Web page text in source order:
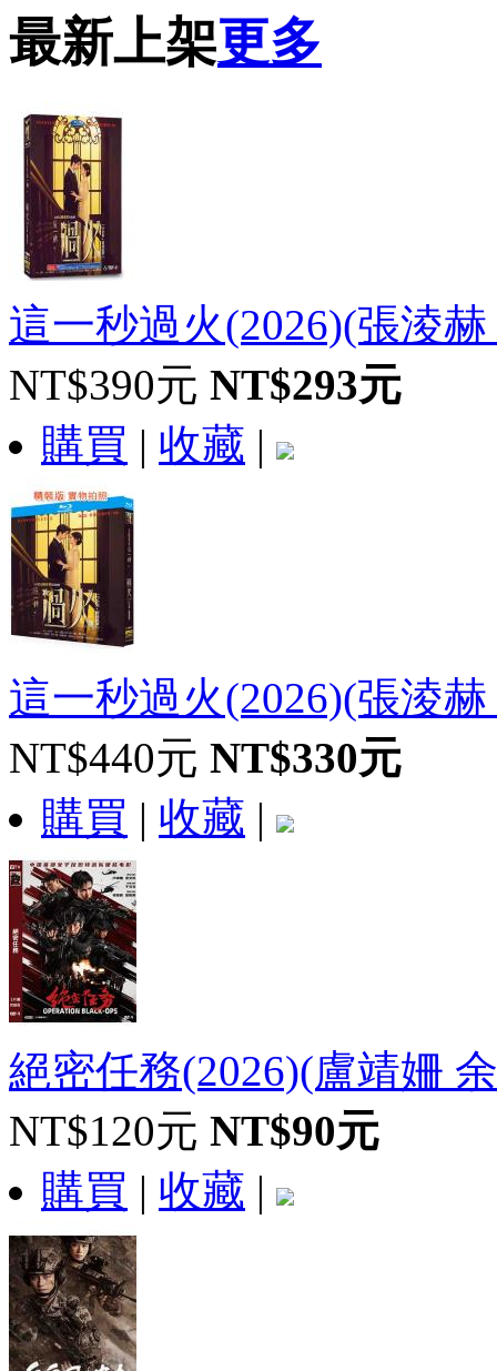
最新上架更多
這一秒過火(2026)(張淩
NT$390元 NT$293元
購買 | 收藏 |
這一秒過火(2026)(張淩
NT$440元 NT$330元
購買 | 收藏 |
絕密任務(2026)(盧靖姍
NT$120元 NT$90元
購買 | 收藏 |